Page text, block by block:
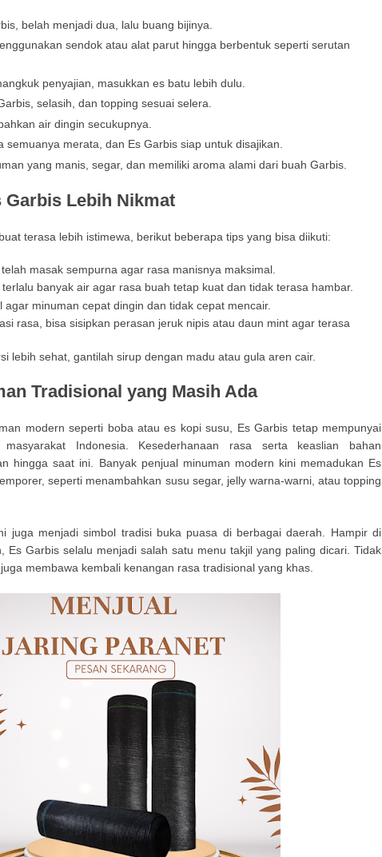
belah menjadi dua, lalu buang bijinya.
sendok atau alat parut hingga berbentuk seperti serutan
penyajian, masukkan es batu lebih dulu.
selasih, dan topping sesuai selera.
air dingin secukupnya.
semuanya merata, dan Es Garbis siap untuk disajikan.
yang manis, segar, dan memiliki aroma alami dari buah Garbis.
Garbis Lebih Nikmat
terasa lebih istimewa, berikut beberapa tips yang bisa diikuti:
masak sempurna agar rasa manisnya maksimal.
banyak air agar rasa buah tetap kuat dan tidak terasa hambar.
agar minuman cepat dingin dan tidak cepat mencair.
rasa, bisa sisipkan perasan jeruk nipis atau daun mint agar terasa
lebih sehat, gantilah sirup dengan madu atau gula aren cair.
Tradisional yang Masih Ada
modern seperti boba atau es kopi susu, Es Garbis tetap mempunyai
Indonesia. Kesederhanaan rasa serta keaslian bahan
hingga saat ini. Banyak penjual minuman modern kini memadukan Es
seperti menambahkan susu segar, jelly warna-warni, atau topping
juga menjadi simbol tradisi buka puasa di berbagai daerah. Hampir di
Es Garbis selalu menjadi salah satu menu takjil yang paling dicari. Tidak
membawa kembali kenangan rasa tradisional yang khas.